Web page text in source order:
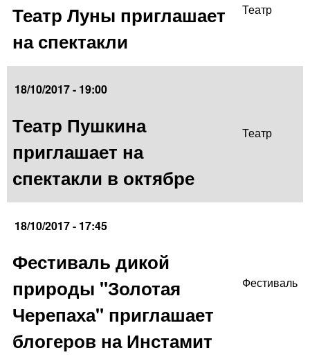
Театр Луны приглашает
на спектакли
Театр
18/10/2017 - 19:00
Театр Пушкина
приглашает на
спектакли в октябре
Театр
18/10/2017 - 17:45
Фестиваль дикой
природы "Золотая
Черепаха" приглашает
блогеров на Инстамит
Фестиваль